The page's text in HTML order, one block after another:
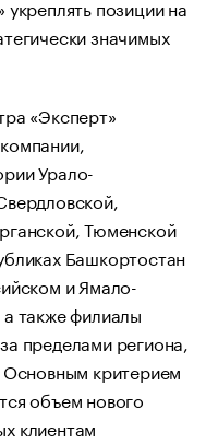
укреплять позиции на
значимых
«Эксперт»
Урало-
Тюменской
Башкортостан
и Ямало-
также филиалы
пределами региона,
Основным критерием
объем нового
клиентам